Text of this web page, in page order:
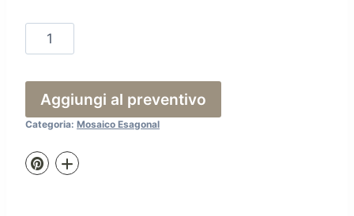
Color
Aggiungi al preventivo
Categoria: Mosaico Esagonal